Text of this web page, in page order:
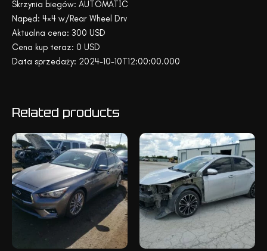
Skrzynia biegów: AUTOMATIC
Napęd: 4×4 w/Rear Wheel Drv
Aktualna cena: 300 USD
Cena kup teraz: 0 USD
Data sprzedaży: 2024-10-10T12:00:00.000
Related products